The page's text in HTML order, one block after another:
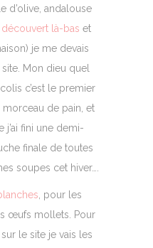
d’olive, andalouse
découvert là-bas et
je me devais
Mon dieu quel
c’est le premier
morceau de pain, et
j’ai fini une demi-
finale de toutes
soupes cet hiver….
, pour les
œufs mollets. Pour
le site je vais les